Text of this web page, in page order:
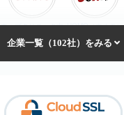
ウォブクリニック中 UOMO（ウオモ）
エステ・タイム エステティックTBC